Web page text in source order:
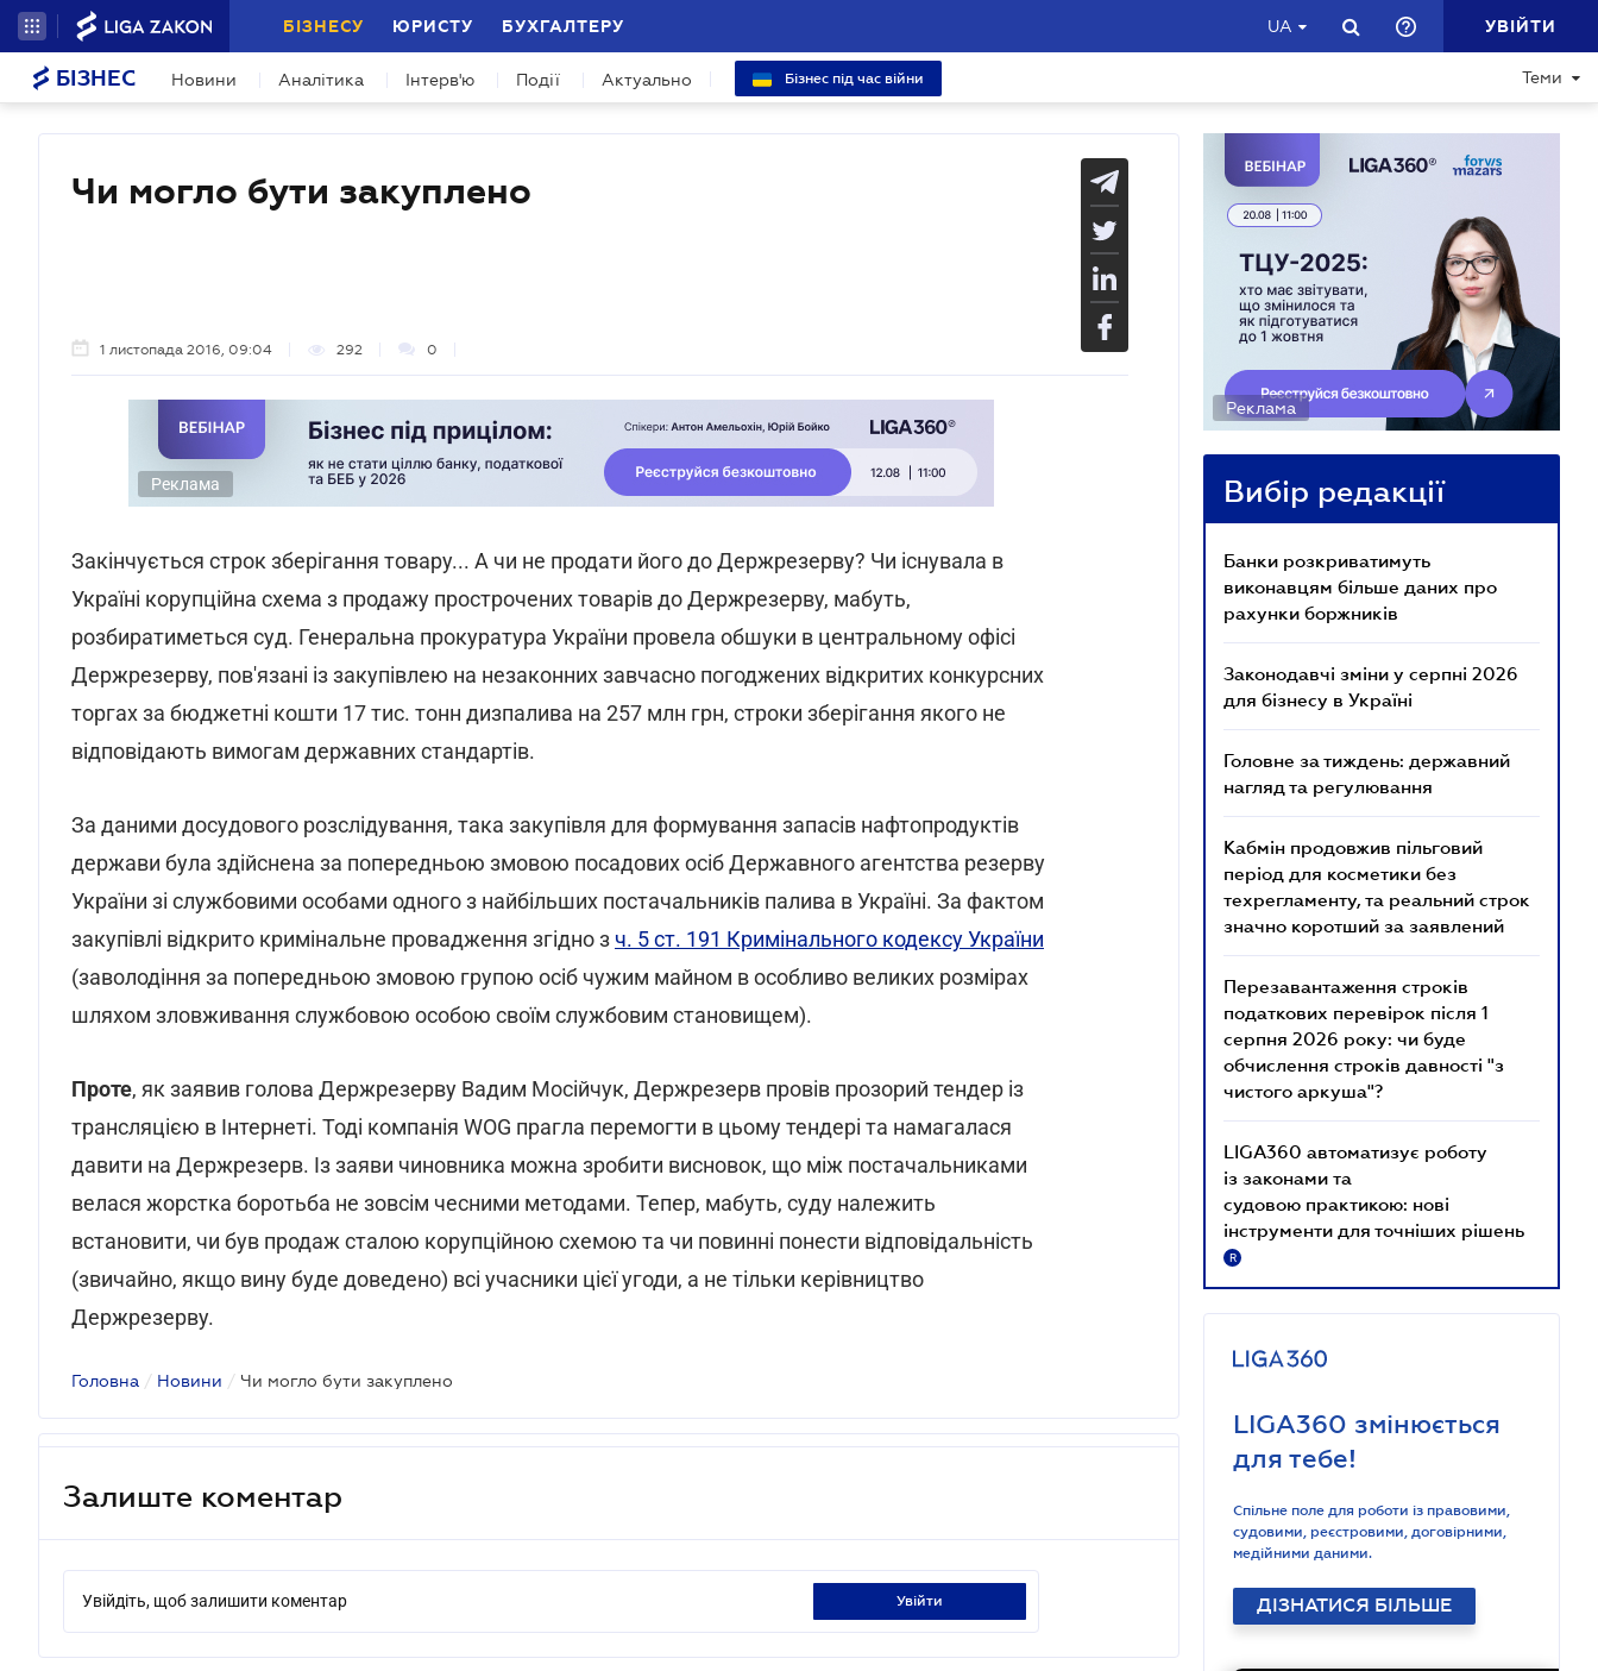
БІЗНЕСУ ЮРИСТУ БУХГАЛТЕРУ UA УВІЙТИ
БІЗНЕС Новини Аналітика Інтерв'ю Події Актуально Бізнес під час війни Теми
Чи могло бути закуплено
1 листопада 2016, 09:04 292 0
Реклама
Закінчується строк зберігання товару... А чи не продати його до Держрезерву? Чи існувала в
Україні корупційна схема з продажу прострочених товарів до Держрезерву, мабуть,
розбиратиметься суд. Генеральна прокуратура України провела обшуки в центральному офісі
Держрезерву, пов'язані із закупівлею на незаконних завчасно погоджених відкритих конкурсних
торгах за бюджетні кошти 17 тис. тонн дизпалива на 257 млн грн, строки зберігання якого не
відповідають вимогам державних стандартів.
За даними досудового розслідування, така закупівля для формування запасів нафтопродуктів
держави була здійснена за попередньою змовою посадових осіб Державного агентства резерву
України зі службовими особами одного з найбільших постачальників палива в Україні. За фактом
закупівлі відкрито кримінальне провадження згідно з ч. 5 ст. 191 Кримінального кодексу України
(заволодіння за попередньою змовою групою осіб чужим майном в особливо великих розмірах
шляхом зловживання службовою особою своїм службовим становищем).
Проте, як заявив голова Держрезерву Вадим Мосійчук, Держрезерв провів прозорий тендер із
трансляцією в Інтернеті. Тоді компанія WOG прагла перемогти в цьому тендері та намагалася
давити на Держрезерв. Із заяви чиновника можна зробити висновок, що між постачальниками
велася жорстка боротьба не зовсім чесними методами. Тепер, мабуть, суду належить
встановити, чи був продаж сталою корупційною схемою та чи повинні понести відповідальність
(звичайно, якщо вину буде доведено) всі учасники цієї угоди, а не тільки керівництво
Держрезерву.
Головна / Новини / Чи могло бути закуплено
Залиште коментар
Увійдіть, щоб залишити коментар увійти
Реклама
Вибір редакції
Банки розкриватимуть
виконавцям більше даних про
рахунки боржників
Законодавчі зміни у серпні 2026
для бізнесу в Україні
Головне за тиждень: державний
нагляд та регулювання
Кабмін продовжив пільговий
період для косметики без
техрегламенту, та реальний строк
значно коротший за заявлений
Перезавантаження строків
податкових перевірок після 1
серпня 2026 року: чи буде
обчислення строків давності "з
чистого аркуша"?
LIGA360 автоматизує роботу
із законами та
судовою практикою: нові
інструменти для точніших рішень
R
LIGA360 змінюється
для тебе!
Спільне поле для роботи із правовими,
судовими, реєстровими, договірними,
медійними даними.
ДІЗНАТИСЯ БІЛЬШЕ